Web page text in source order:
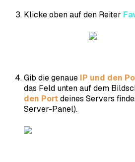
Klicke oben auf den Reiter
Gib die genaue IP und den
das Feld unten auf dem
den Portdeines Servers
Server-Panel).